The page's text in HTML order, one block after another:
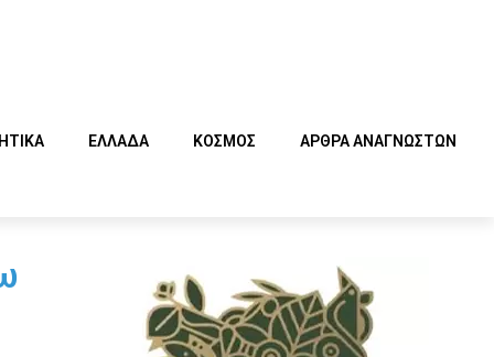
ΕΛΛΑΔΑ ΚΟΣΜΟΣ ΑΡΘΡΑ ΑΝΑΓΝΩΣΤΩΝ